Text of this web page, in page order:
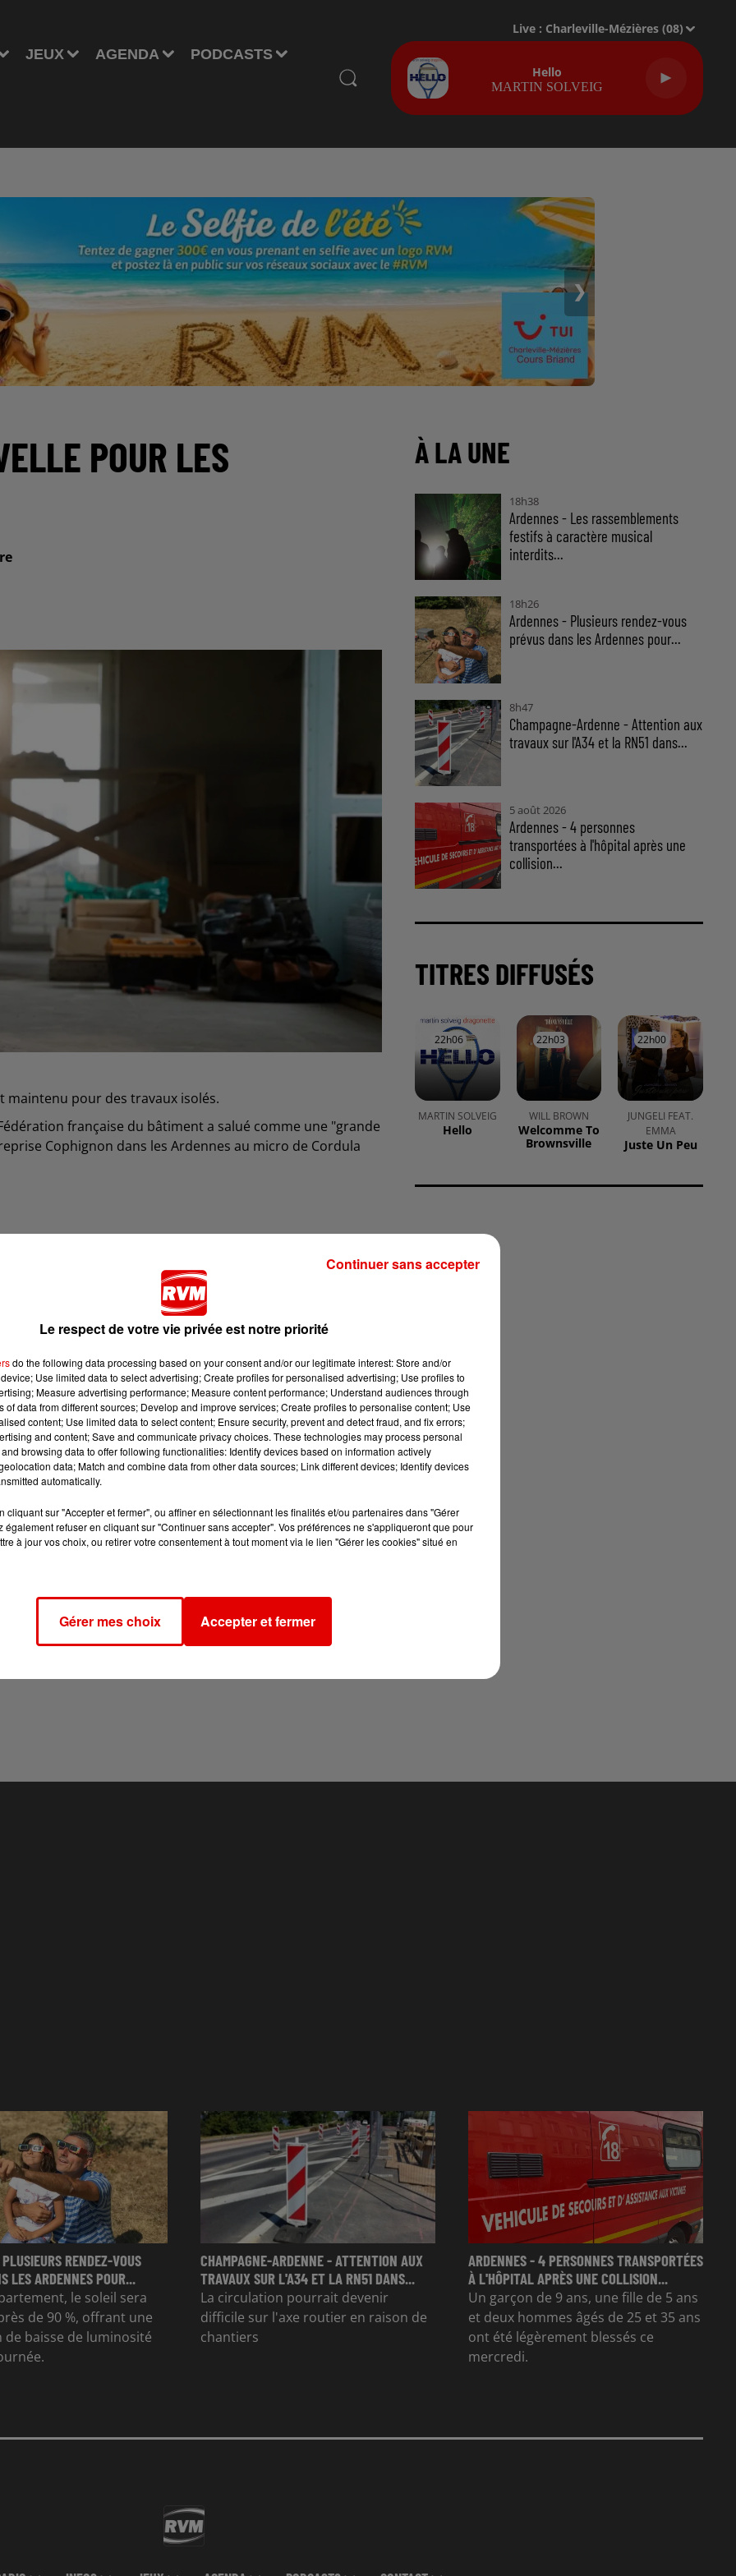
JEUX AGENDA PODCASTS
Live : Charleville-Mézières (08)
Hello
MARTIN SOLVEIG
❯
POUR LES
maintenu pour des travaux isolés.
française du bâtiment a salué comme une "grande
Cophignon dans les Ardennes au micro de Cordula
la rénovation constitue l’essentiel des travaux à
celui de la Marne.
avait argumenté qu'il s'agissait de stopper les
les stopper, mais pas seulement
jours des dossiers d’aide en rénovation globale et ils
de demande d’aide en « mono-geste ».
chaudière fioul par une pompe à chaleur performante ou
À LA UNE
18h38
Ardennes - Les rassemblements
festifs à caractère musical
interdits...
18h26
Ardennes - Plusieurs rendez-vous
prévus dans les Ardennes pour...
8h47
Champagne-Ardenne - Attention aux
travaux sur l'A34 et la RN51 dans...
5 août 2026
Ardennes - 4 personnes
transportées à l'hôpital après une
collision...
TITRES DIFFUSÉS
22h06
22h06
MARTIN SOLVEIG
Hello
22h03
22h03
WILL BROWN
Welcomme To
Brownsville
22h00
22h00
JUNGELI FEAT.
EMMA
Juste Un Peu
RENDEZ-VOUS
LES ARDENNES POUR...
le soleil sera
de 90 %, offrant une
de baisse de luminosité
CHAMPAGNE-ARDENNE - ATTENTION AUX
TRAVAUX SUR L'A34 ET LA RN51 DANS...
La circulation pourrait devenir
difficile sur l'axe routier en raison de
chantiers
ARDENNES - 4 PERSONNES TRANSPORTÉES
À L'HÔPITAL APRÈS UNE COLLISION...
Un garçon de 9 ans, une fille de 5 ans
et deux hommes âgés de 25 et 35 ans
ont été légèrement blessés ce
mercredi.
Le respect de votre vie privée est notre priorité
do the following data processing based on your consent and/or our legitimate interest: Store and/or
Use limited data to select advertising; Create profiles for personalised advertising; Use profiles to
Measure advertising performance; Measure content performance; Understand audiences through
of data from different sources; Develop and improve services; Create profiles to personalise content; Use
content; Use limited data to select content; Ensure security, prevent and detect fraud, and fix errors;
and content; Save and communicate privacy choices. These technologies may process personal
browsing data to offer following functionalities: Identify devices based on information actively
data; Match and combine data from other data sources; Link different devices; Identify devices
automatically.
cliquant sur "Accepter et fermer", ou affiner en sélectionnant les finalités et/ou partenaires dans "Gérer
également refuser en cliquant sur "Continuer sans accepter". Vos préférences ne s'appliqueront que pour
à jour vos choix, ou retirer votre consentement à tout moment via le lien "Gérer les cookies" situé en
Gérer mes choix Accepter et fermer
Continuer sans accepter